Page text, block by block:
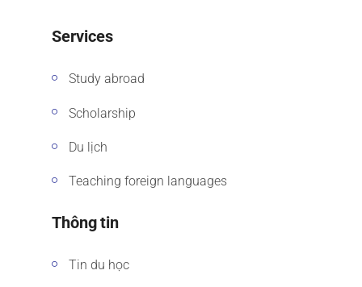
Services
Study abroad
Scholarship
Du lịch
Teaching foreign languages
Thông tin
Tin du học